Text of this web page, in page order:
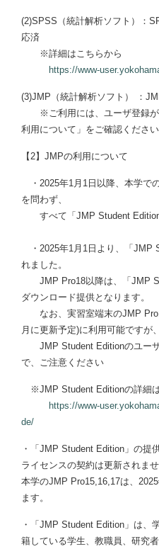
(2)SPSS（統計解析ソフト）：
応済
※詳細はこちらから
https://www-
(3)JMP（統計解析ソフト） ：
※ご利用には、ユーザ登録が
利用について」をご確認ください
【2】JMPの利用について
・2025年1月1日以降、本学で
を問わず、
すべて「JMP Student Edition
・2025年1月1日より、「JMP
れました。
JMP Pro18以降は、「JMP
ダウンロード提供となります。
なお、実習室端末のJMP
月に更新予定)に利用可能ですが、
JMP Student Editionのユーザ
で、ご注意ください
※JMP Student Editionの詳細
https://www-
de/
・「JMP Student Edition」の提
ライセンスの契約は更新されませ
本学のJMP Pro15,16,17は、
ます。
・「JMP Student Edition」は、
籍している学生、教職員、研究